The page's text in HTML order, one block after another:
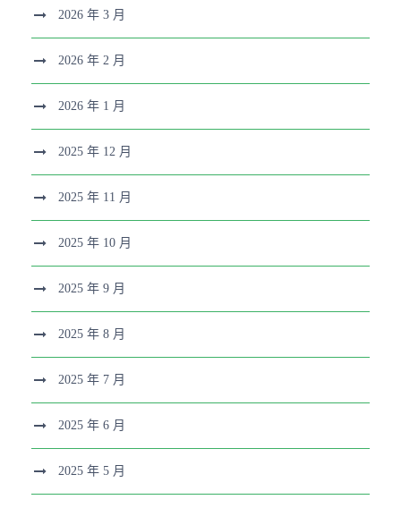
2026 年 3 月
2026 年 2 月
2026 年 1 月
2025 年 12 月
2025 年 11 月
2025 年 10 月
2025 年 9 月
2025 年 8 月
2025 年 7 月
2025 年 6 月
2025 年 5 月